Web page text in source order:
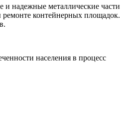
надежные металлические части
ремонте контейнерных площадок.
населения в процесс